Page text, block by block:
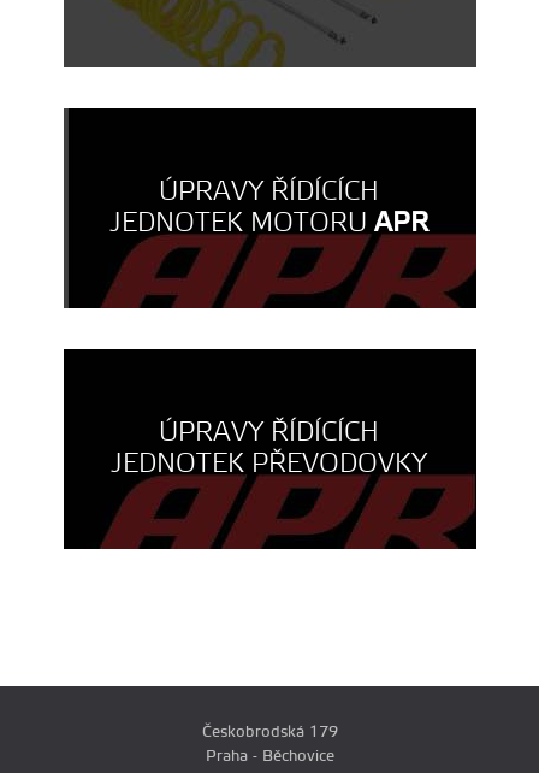
ÚPRAVY ŘÍDÍCÍCH
JEDNOTEK MOTORUAPR
ÚPRAVY ŘÍDÍCÍCH
JEDNOTEK PŘEVODOVKY
Českobrodská 179
Praha - Běchovice